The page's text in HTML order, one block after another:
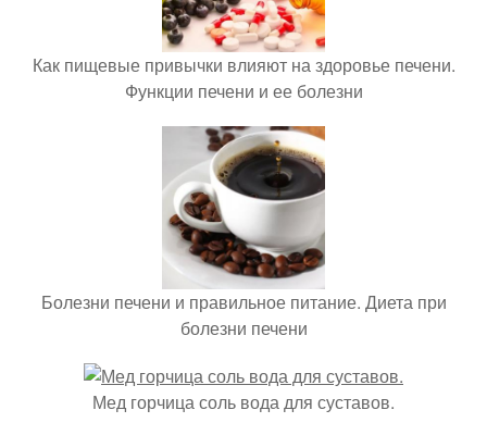
Как пищевые привычки влияют на здоровье печени.
Функции печени и ее болезни
Болезни печени и правильное питание. Диета при
болезни печени
Мед горчица соль вода для суставов.